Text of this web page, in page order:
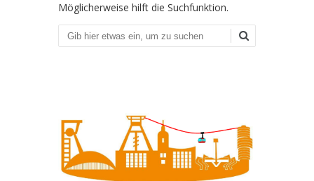
Möglicherweise hilft die Suchfunktion.
Suchen